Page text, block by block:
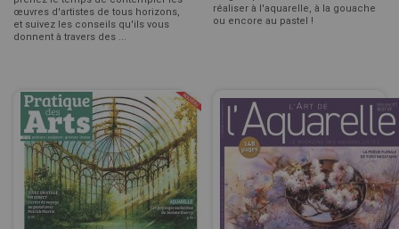
œuvres d'artistes de tous horizons,
et suivez les conseils qu'ils vous
donnent à travers des ...
réaliser à l'aquarelle, à la gouache
ou encore au pastel !